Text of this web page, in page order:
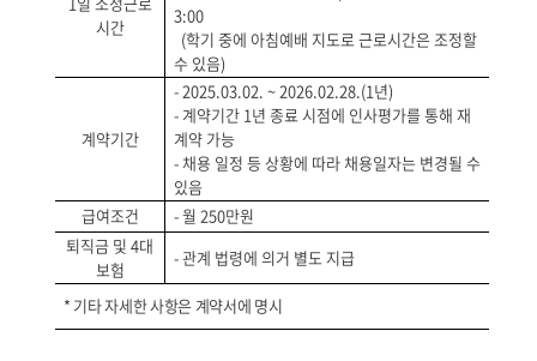
시간
3:00
(학기 중에 아침예배 지도로 근로시간은 조정할
수 있음)
계약기간
- 2025.03.02. ~ 2026.02.28.(1년)
- 계약기간 1년 종료 시점에 인사평가를 통해 재
계약 가능
- 채용 일정 등 상황에 따라 채용일자는 변경될 수
있음
급여조건
- 월 250만원
퇴직금 및 4대
보험
- 관계 법령에 의거 별도 지급
* 기타 자세한 사항은 계약서에 명시